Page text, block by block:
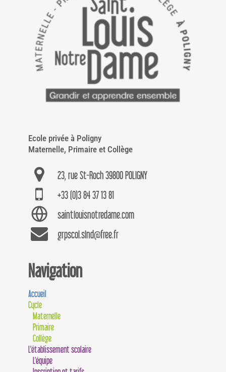
Ecole privée à Poligny
Maternelle, Primaire et Collège
23, rue St-Roch 39800 POLIGNY
+33 (0)3 84 37 13 81
saintlouisnotredame.com
grpscol.slnd@free.fr
Navigation
Accueil
Cycle
Maternelle
Primaire
Collège
L’établissement scolaire
L’équipe